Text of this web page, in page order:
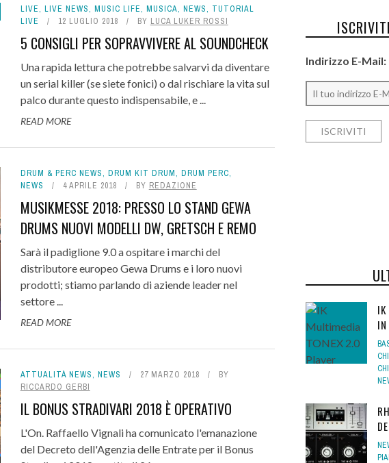
LIVE, LIVE NEWS, MUSIC LIFE, MUSICA, NEWS, TUTORIAL
LIVE
12 LUGLIO 2018 BY LUCA LUKER ROSSI
5 CONSIGLI PER SOPRAVVIVERE AL SOUNDCHECK
Una rapida lettura che potrebbe salvarvi da diventare
un serial killer (se siete fonici) o dal rischiare la vita sul
palco durante questo indispensabile, e ...
READ MORE
DRUM & PERC NEWS, DRUM KIT DRUM, DRUM PERC,
NEWS
4 APRILE 2018 BY REDAZIONE
MUSIKMESSE 2018: PRESSO LO STAND GEWA
DRUMS NUOVI MODELLI DW, GRETSCH E REMO
Sarà il padiglione 9.0 a ospitare i marchi del
distributore europeo Gewa Drums e i loro nuovi
prodotti; stiamo parlando di aziende leader nel
settore ...
READ MORE
ATTUALITÀ NEWS, NEWS 27 MARZO 2018
BY
RICCARDO GERBI
IL BONUS STRADIVARI 2018 È OPERATIVO
L'On. Raffaello Vignali ha comunicato l'emanazione
del Decreto dell'Agenzia delle Entrate per il Bonus
Indirizzo E-Mail:
IK